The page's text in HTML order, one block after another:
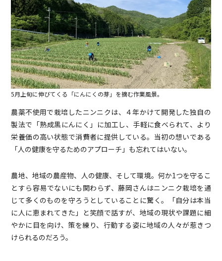
5月上旬に伸びてくる「にんにくの芽」を摘む作業風景。
農薬不使用で栽培したニンニクは、４年かけて開発した独自の
製法で「熟成黒にんにく」に加工し、手軽に食べられて、より
栄養価の高い状態で消費者に提供している。当初の想いである
「人の健康を守るためのアプローチ」も忘れてはいない。
農地、地域の農産物、人の健康、そして環境。何か1つを守るこ
とすら容易でないにも関わらず、藤岡さんはニンニク栽培を通
じて多くのものを守ろうとしていることに驚く。「自分は本当
に人に恵まれてきた」と笑顔で話すが、地域の現状や課題に細
やかに目を向け、策を練り、行動する姿に地域の人々が惹きつ
けられるのだろう。